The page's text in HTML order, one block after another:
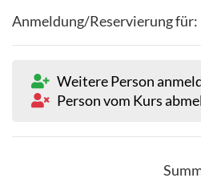
Anmeldung/Reservierung für:
Weitere Person
Person vom Kurs